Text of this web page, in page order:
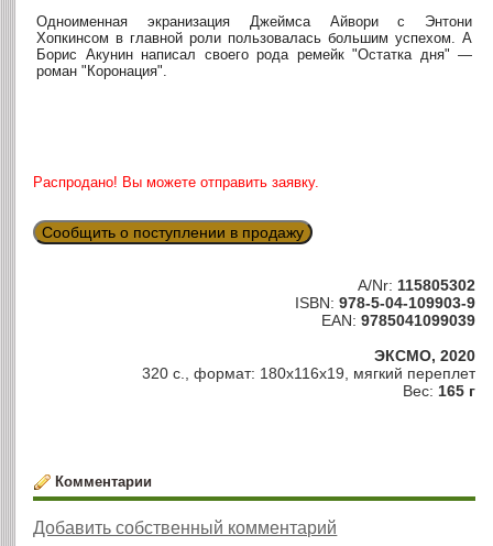
Одноименная экранизация Джеймса Айвори с Энтони
Хопкинсом в главной роли пользовалась большим успехом. А
Борис Акунин написал своего рода ремейк "Остатка дня" —
роман "Коронация".
Распродано! Вы можете отправить заявку.
Сообщить о поступлении в продажу
A/Nr: 115805302
ISBN: 978-5-04-109903-9
EAN: 9785041099039
ЭКСМО, 2020
320 с., формат: 180x116x19, мягкий переплет
Вес: 165 г
Комментарии
Добавить собственный комментарий